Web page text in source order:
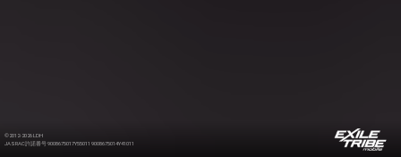
©2012-2026 LDH
JASRAC許諾番号 9008675017Y55011 9008675014Y41011